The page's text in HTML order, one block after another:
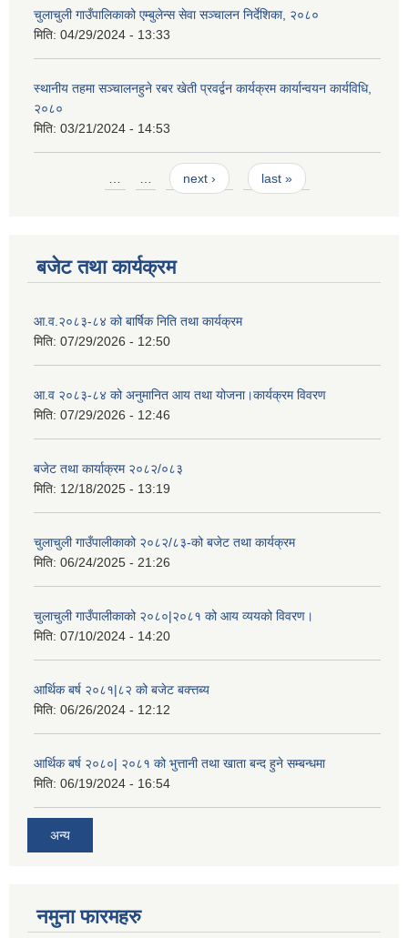
चुलाचुली गाउँपालिकाको एम्बुलेन्स सेवा सञ्चालन निर्देशिका, २०८०
मिति: 04/29/2024 - 13:33
स्थानीय तहमा सञ्चालनहुने रबर खेती प्रवर्द्वन कार्यक्रम कार्यान्वयन कार्यविधि,
२०८०
मिति: 03/21/2024 - 14:53
next › last »
बजेट तथा कार्यक्रम
आ.व.२०८३-८४ को बार्षिक निति तथा कार्यक्रम
मिति: 07/29/2026 - 12:50
आ.व २०८३-८४ को अनुमानित आय तथा योजना।कार्यक्रम विवरण
मिति: 07/29/2026 - 12:46
बजेट तथा कार्याक्रम २०८२/०८३
मिति: 12/18/2025 - 13:19
चुलाचुली गाउँपालीकाको २०८२/८३-को बजेट तथा कार्यक्रम
मिति: 06/24/2025 - 21:26
चुलाचुली गाउँपालीकाको २०८०|२०८१ को आय व्ययको विवरण।
मिति: 07/10/2024 - 14:20
आर्थिक बर्ष २०८१|८२ को बजेट बक्त्तब्य
मिति: 06/26/2024 - 12:12
आर्थिक बर्ष २०८०| २०८१ को भुत्तानी तथा खाता बन्द हुने सम्बन्धमा
मिति: 06/19/2024 - 16:54
अन्य
नमुना फारमहरु